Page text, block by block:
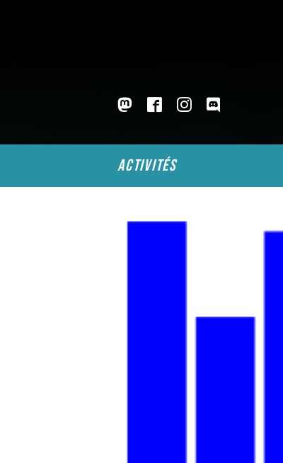
activités